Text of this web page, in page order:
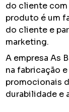
do cliente com
produto é um
do cliente e
marketing.
A empresa As
na fabricação
promocionais
durabilidade e